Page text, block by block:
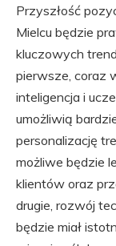
Przyszłość
Mielcu będzie
kluczowych
pierwsze, coraz
inteligencja i
umożliwią
personalizację
możliwe będzie
klientów oraz
drugie, rozwój
będzie miał